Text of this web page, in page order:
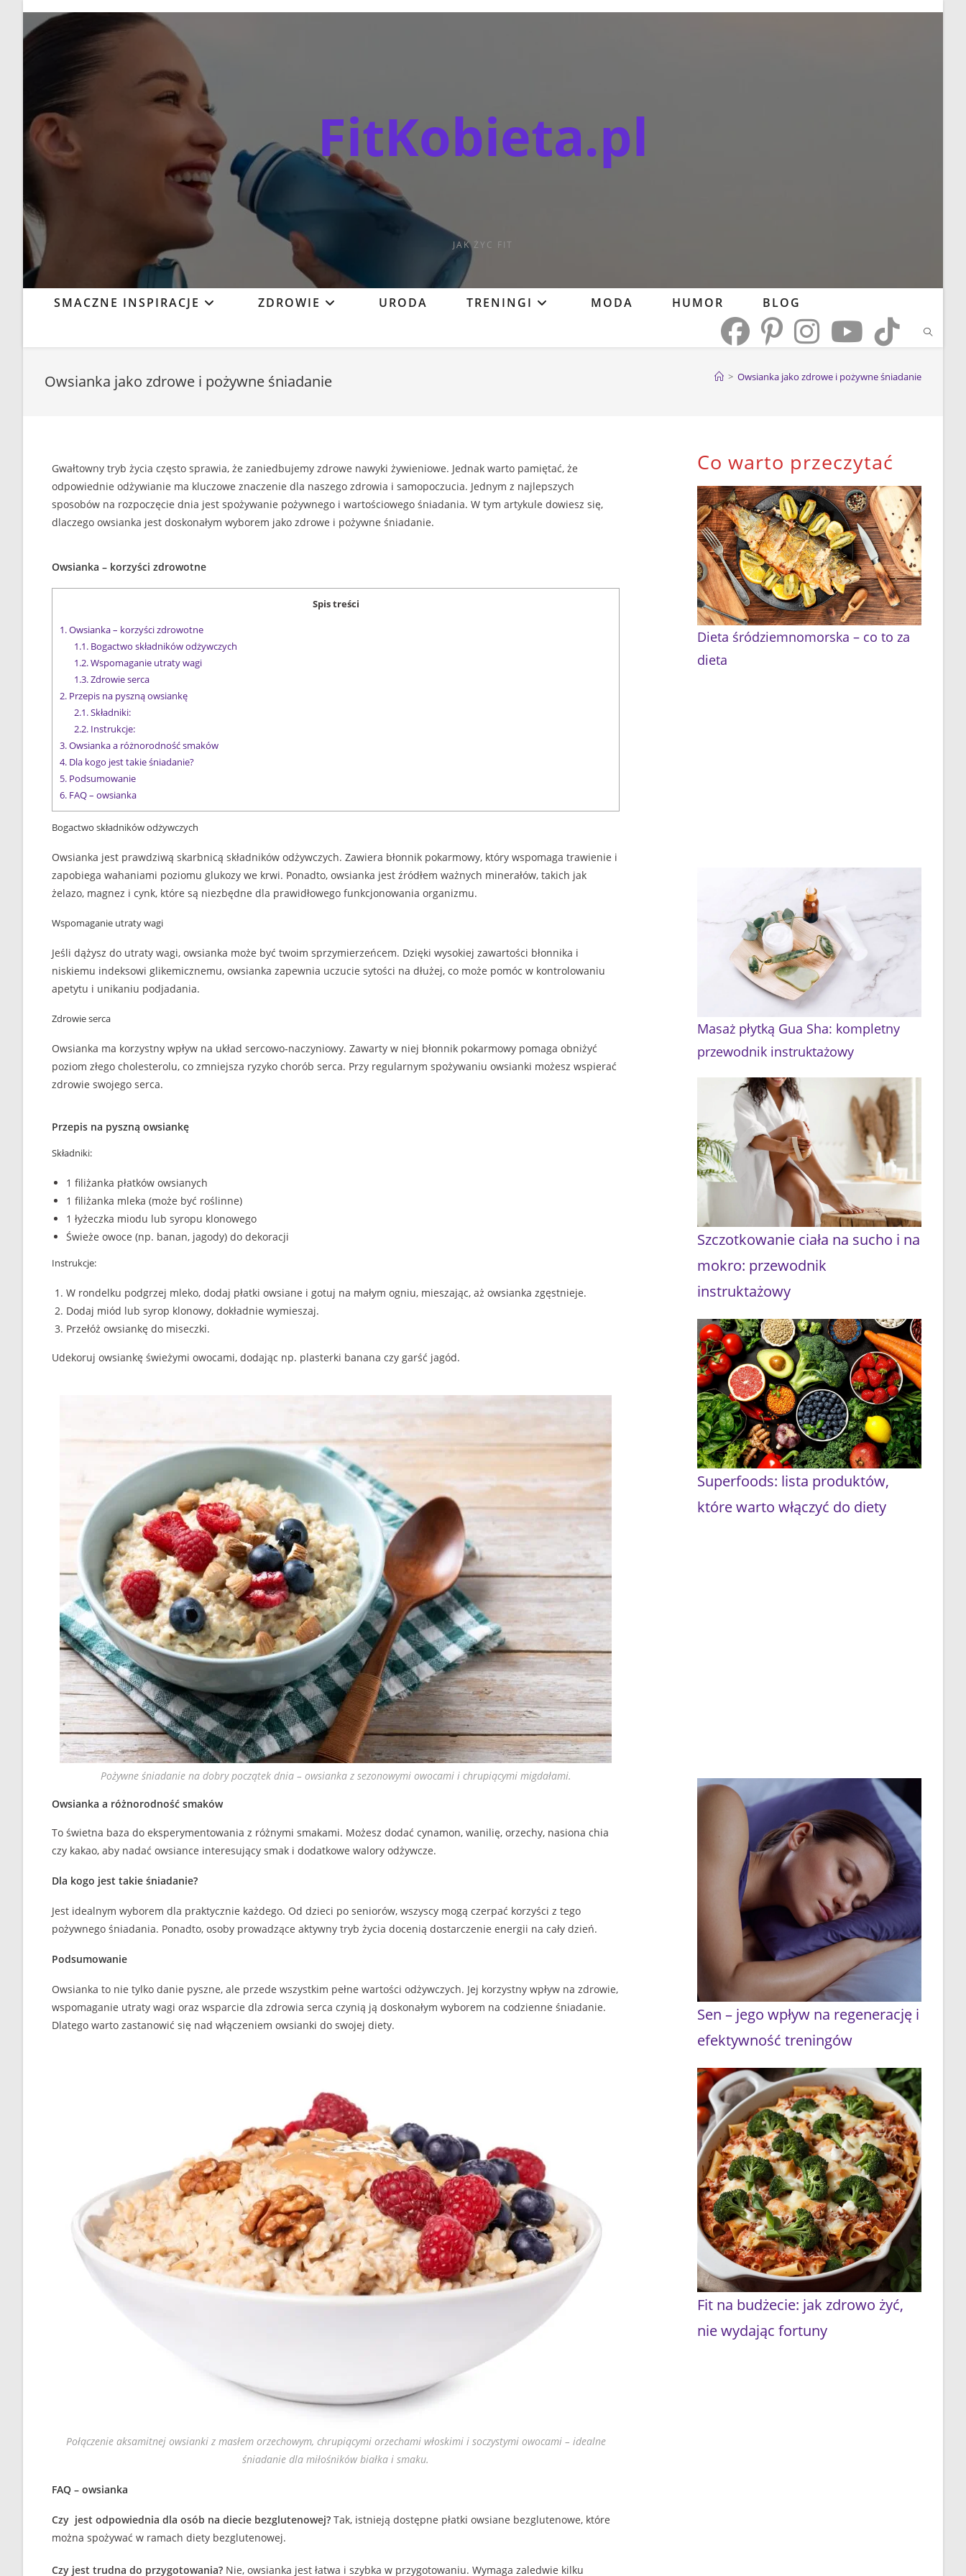
FitKobieta.pl
JAK ŻYC FIT
SMACZNE INSPIRACJE ZDROWIE URODA TRENINGI MODA HUMOR BLOG
Owsianka jako zdrowe i pożywne śniadanie > Owsianka jako zdrowe i pożywne śniadanie
Gwałtowny tryb życia często sprawia, że zaniedbujemy zdrowe nawyki żywieniowe. Jednak warto pamiętać, że
odpowiednie odżywianie ma kluczowe znaczenie dla naszego zdrowia i samopoczucia. Jednym z najlepszych
sposobów na rozpoczęcie dnia jest spożywanie pożywnego i wartościowego śniadania. W tym artykule dowiesz się,
dlaczego owsianka jest doskonałym wyborem jako zdrowe i pożywne śniadanie.
Owsianka – korzyści zdrowotne
Spis treści
1.Owsianka – korzyści zdrowotne
1.1.Bogactwo składników odżywczych
1.2.Wspomaganie utraty wagi
1.3.Zdrowie serca
2. Przepis na pyszną owsiankę
2.1.Składniki:
2.2.Instrukcje:
3.Owsianka a różnorodność smaków
4. Dla kogo jest takie śniadanie?
5. Podsumowanie
6. FAQ – owsianka
Bogactwo składników odżywczych
Owsianka jest prawdziwą skarbnicą składników odżywczych. Zawiera błonnik pokarmowy, który wspomaga trawienie i
zapobiega wahaniami poziomu glukozy we krwi. Ponadto, owsianka jest źródłem ważnych minerałów, takich jak
żelazo, magnez i cynk, które są niezbędne dla prawidłowego funkcjonowania organizmu.
Wspomaganie utraty wagi
Jeśli dążysz do utraty wagi, owsianka może być twoim sprzymierzeńcem. Dzięki wysokiej zawartości błonnika i
niskiemu indeksowi glikemicznemu, owsianka zapewnia uczucie sytości na dłużej, co może pomóc w kontrolowaniu
apetytu i unikaniu podjadania.
Zdrowie serca
Owsianka ma korzystny wpływ na układ sercowo-naczyniowy. Zawarty w niej błonnik pokarmowy pomaga obniżyć
poziom złego cholesterolu, co zmniejsza ryzyko chorób serca. Przy regularnym spożywaniu owsianki możesz wspierać
zdrowie swojego serca.
Przepis na pyszną owsiankę
Składniki:
1 filiżanka płatków owsianych
1 filiżanka mleka (może być roślinne)
1 łyżeczka miodu lub syropu klonowego
Świeże owoce (np. banan, jagody) do dekoracji
Instrukcje:
W rondelku podgrzej mleko, dodaj płatki owsiane i gotuj na małym ogniu, mieszając, aż owsianka zgęstnieje.
Dodaj miód lub syrop klonowy, dokładnie wymieszaj.
Przełóż owsiankę do miseczki.
Udekoruj owsiankę świeżymi owocami, dodając np. plasterki banana czy garść jagód.
Pożywne śniadanie na dobry początek dnia – owsianka z sezonowymi owocami i chrupiącymi migdałami.
Owsianka a różnorodność smaków
To świetna baza do eksperymentowania z różnymi smakami. Możesz dodać cynamon, wanilię, orzechy, nasiona chia
czy kakao, aby nadać owsiance interesujący smak i dodatkowe walory odżywcze.
Dla kogo jest takie śniadanie?
Jest idealnym wyborem dla praktycznie każdego. Od dzieci po seniorów, wszyscy mogą czerpać korzyści z tego
pożywnego śniadania. Ponadto, osoby prowadzące aktywny tryb życia docenią dostarczenie energii na cały dzień.
Podsumowanie
Owsianka to nie tylko danie pyszne, ale przede wszystkim pełne wartości odżywczych. Jej korzystny wpływ na zdrowie,
wspomaganie utraty wagi oraz wsparcie dla zdrowia serca czynią ją doskonałym wyborem na codzienne śniadanie.
Dlatego warto zastanowić się nad włączeniem owsianki do swojej diety.
Połączenie aksamitnej owsianki z masłem orzechowym, chrupiącymi orzechami włoskimi i soczystymi owocami – idealne
śniadanie dla miłośników białka i smaku.
FAQ – owsianka
Czy jest odpowiednia dla osób na diecie bezglutenowej? Tak, istnieją dostępne płatki owsiane bezglutenowe, które
można spożywać w ramach diety bezglutenowej.
Czy jest trudna do przygotowania? Nie, owsianka jest łatwa i szybka w przygotowaniu. Wymaga zaledwie kilku
Co warto przeczytać
Dieta śródziemnomorska – co to za
dieta
Masaż płytką Gua Sha: kompletny
przewodnik instruktażowy
Szczotkowanie ciała na sucho i na
mokro: przewodnik
instruktażowy
Superfoods: lista produktów,
które warto włączyć do diety
Sen – jego wpływ na regenerację i
efektywność treningów
Fit na budżecie: jak zdrowo żyć,
nie wydając fortuny